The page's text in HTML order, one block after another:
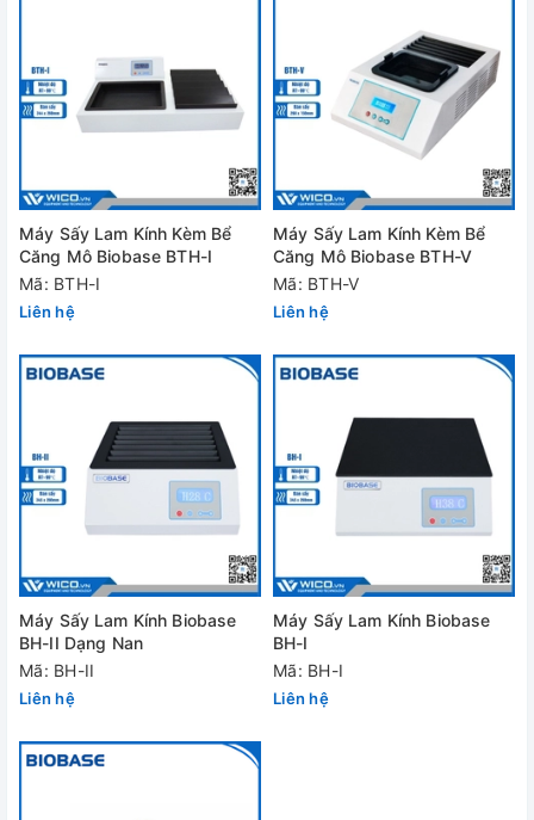
Máy Sấy Lam Kính Kèm Bể
Căng Mô Biobase BTH-I
Mã: BTH-I
Liên hệ
Máy Sấy Lam Kính Kèm Bể
Căng Mô Biobase BTH-V
Mã: BTH-V
Liên hệ
Máy Sấy Lam Kính Biobase
BH-II Dạng Nan
Mã: BH-II
Liên hệ
Máy Sấy Lam Kính Biobase
BH-I
Mã: BH-I
Liên hệ